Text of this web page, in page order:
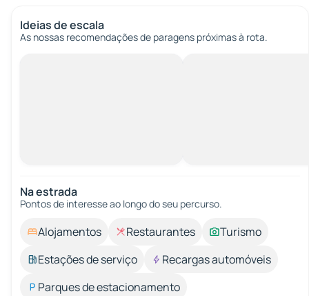
Ideias de escala
As nossas recomendações de paragens próximas à rota.
Na estrada
Pontos de interesse ao longo do seu percurso.
Alojamentos Restaurantes
Turismo
Estações de serviço
Recargas automóveis
Parques de estacionamento